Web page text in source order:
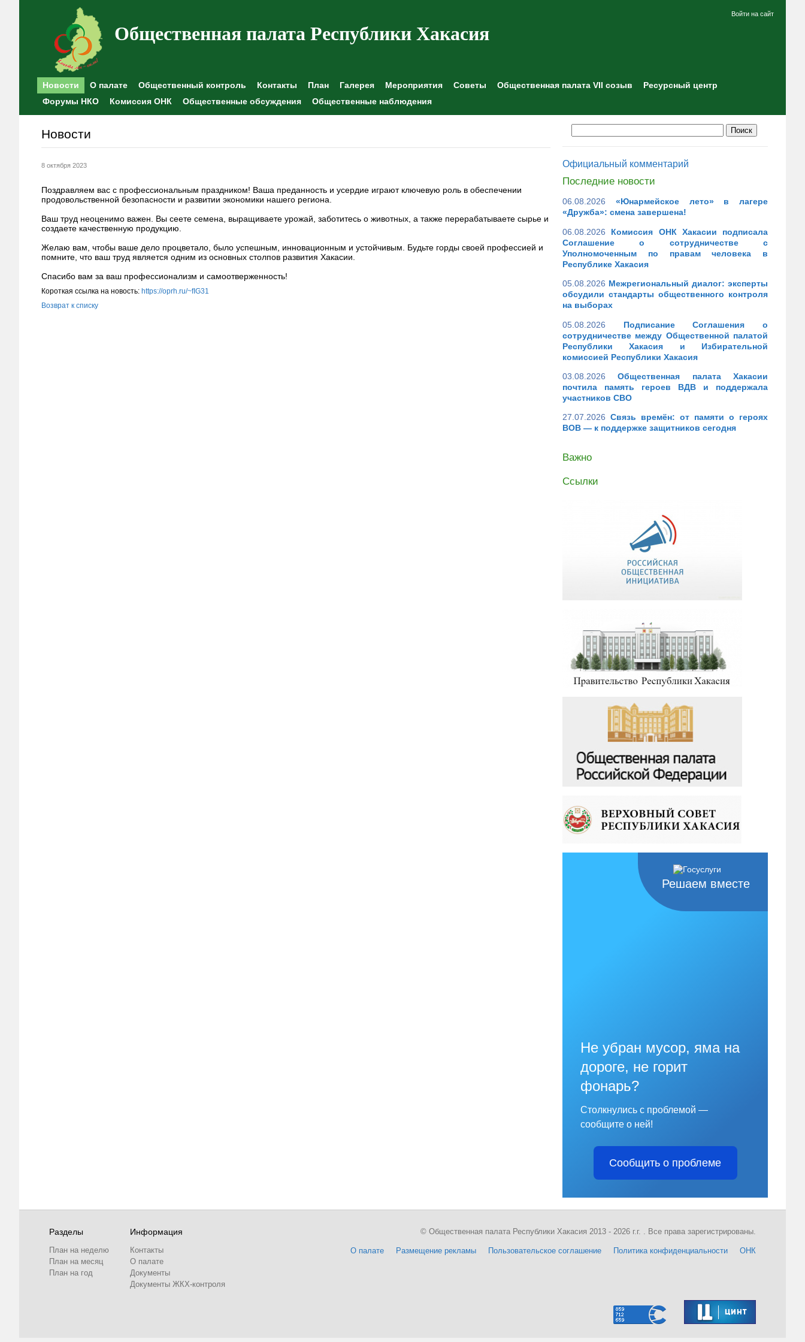
Общественная палата Республики Хакасия
Войти на сайт
Новости О палате Общественный контроль Контакты План Галерея Мероприятия Советы Общественная палата VII созыв
Ресурсный центр
Форумы НКО
Комиссия ОНК Общественные обсуждения Общественные наблюдения
Новости
8 октября 2023
Поздравляем вас с профессиональным праздником! Ваша преданность и усердие играют ключевую роль в обеспечении
продовольственной безопасности и развитии экономики нашего региона.
Ваш труд неоценимо важен. Вы сеете семена, выращиваете урожай, заботитесь о животных, а также перерабатываете сырье и
создаете качественную продукцию.
Желаю вам, чтобы ваше дело процветало, было успешным, инновационным и устойчивым. Будьте горды своей профессией и
помните, что ваш труд является одним из основных столпов развития Хакасии.
Спасибо вам за ваш профессионализм и самоотверженность!
Короткая ссылка на новость: https://oprh.ru/~fIG31
Возврат к списку
Официальный комментарий
Последние новости
06.08.2026
«Юнармейское лето» в лагере
«Дружба»: смена завершена!
06.08.2026
Комиссия ОНК Хакасии подписала
Соглашение о сотрудничестве с
Уполномоченным по правам человека в
Республике Хакасия
05.08.2026 Межрегиональный диалог: эксперты
обсудили стандарты общественного контроля
на выборах
05.08.2026
Подписание Соглашения о
сотрудничестве между Общественной палатой
Республики Хакасия и Избирательной
комиссией Республики Хакасия
03.08.2026
Общественная палата Хакасии
почтила память героев ВДВ и поддержала
участников СВО
27.07.2026 Связь времён: от памяти о героях
ВОВ — к поддержке защитников сегодня
Важно
Ссылки
Решаем вместе
Не убран мусор, яма на
дороге, не горит
фонарь?
Столкнулись с проблемой —
сообщите о ней!
Сообщить о проблеме
Разделы
План на неделю
План на месяц
План на год
Информация
Контакты
О палате
Документы
Документы ЖКХ-контроля
О палате Размещение рекламы Пользовательское соглашение Политика конфиденциальности ОНК
© Общественная палата Республики Хакасия 2013 - 2026 г.г. . Все права зарегистрированы.